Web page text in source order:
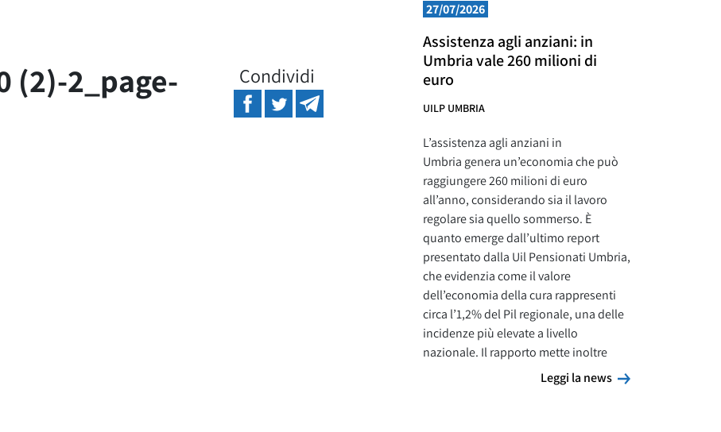
(2)-2_page-
Condividi
27/07/2026
Assistenza agli anziani: in
Umbria vale 260 milioni di
euro
UILP UMBRIA
L’assistenza agli anziani in
Umbria genera un’economia che può
raggiungere 260 milioni di euro
all’anno, considerando sia il lavoro
regolare sia quello sommerso. È
quanto emerge dall’ultimo report
presentato dalla Uil Pensionati Umbria,
che evidenzia come il valore
dell’economia della cura rappresenti
circa l’1,2% del Pil regionale, una delle
incidenze più elevate a livello
nazionale. Il rapporto mette inoltre
Leggi la news
Leggi la news